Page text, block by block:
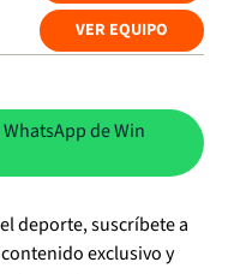
VER EQUIPO
de Win
deporte, suscríbete a
exclusivo y